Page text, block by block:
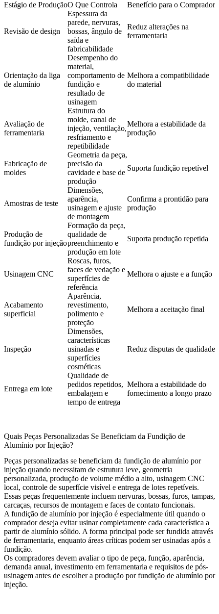
Estágio de ProduçãoO Que Controla Benefício para o Comprador
Revisão de design
Espessura da
parede, nervuras,
bossas, ângulo de
saída e
fabricabilidade
Reduz alterações na
ferramentaria
Orientação da liga
de alumínio
Desempenho do
material,
comportamento de
fundição e
resultado de
usinagem
Melhora a compatibilidade
do material
Avaliação de
ferramentaria
Estrutura do
molde, canal de
injeção, ventilação,
resfriamento e
repetibilidade
Melhora a estabilidade da
produção
Fabricação de
moldes
Geometria da peça,
precisão da
cavidade e base de
produção
Suporta fundição repetível
Amostras de teste
Dimensões,
aparência,
usinagem e ajuste
de montagem
Confirma a prontidão para
produção
Produção de
fundição por injeção
Formação da peça,
qualidade de
preenchimento e
produção em lote
Suporta produção repetida
Usinagem CNC
Roscas, furos,
faces de vedação e
superfícies de
referência
Melhora o ajuste e a função
Acabamento
superficial
Aparência,
revestimento,
polimento e
proteção
Melhora a aceitação final
Inspeção
Dimensões,
características
usinadas e
superfícies
cosméticas
Reduz disputas de qualidade
Entrega em lote
Qualidade de
pedidos repetidos,
embalagem e
tempo de entrega
Melhora a estabilidade do
fornecimento a longo prazo
Quais Peças Personalizadas Se Beneficiam da Fundição de
Alumínio por Injeção?
Peças personalizadas se beneficiam da fundição de alumínio por
injeção quando necessitam de estrutura leve, geometria
personalizada, produção de volume médio a alto, usinagem CNC
local, controle de superfície visível e entrega de lotes repetíveis.
Essas peças frequentemente incluem nervuras, bossas, furos, tampas,
carcaças, recursos de montagem e faces de contato funcionais.
A fundição de alumínio por injeção é especialmente útil quando o
comprador deseja evitar usinar completamente cada característica a
partir de alumínio sólido. A forma principal pode ser fundida através
de ferramentaria, enquanto áreas críticas podem ser usinadas após a
fundição.
Os compradores devem avaliar o tipo de peça, função, aparência,
demanda anual, investimento em ferramentaria e requisitos de pós-
usinagem antes de escolher a produção por fundição de alumínio por
injeção.